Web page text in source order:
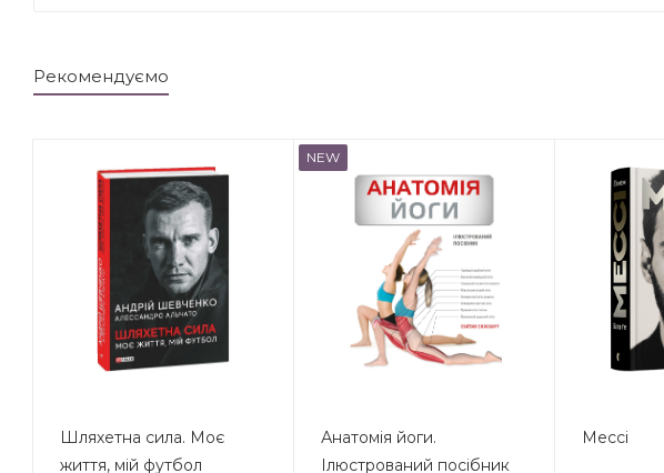
Рекомендуємо
Шляхетна сила. Моє
життя, мій футбол
NEW
Анатомія йоги.
Ілюстрований посібник
Мессі